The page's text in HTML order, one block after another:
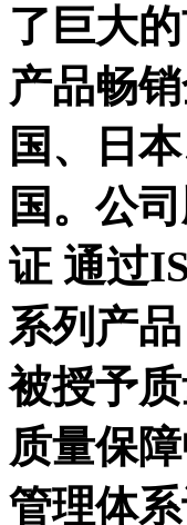
了巨大
产品畅
国、日
国。公
证 通过
系列产
被授予
质量保
管理体